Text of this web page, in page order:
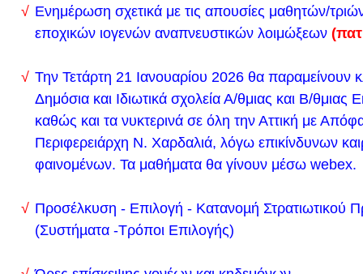
παραμένει κλειστή.
Δείτε εδώ το νέο ωρολόγιο πρόγραμμα του
Δευτέρα 8/1/202
Υπουργική Απόφαση Φ.251/139828/Α5/2023 -
2023. Συντελεστές Ελάχιστης Βάσης Εισαγωγής
τμημάτων ή εισαγωγικών κατευθύνσεων, καθώς
Ελάχιστης Βάσης Εισαγωγής (Ε.Β.Ε.) ειδικών
υποψηφίων των πανελλαδικών εξετάσεων στη
για εισαγωγή στα Α.Ε.Ι., στις Α.Ε.Α., στις σχολές
Α.Σ.Σ.Υ., στη Σ.Σ.Α.Σ., στις σχολές της
Ενημέρωση σχετικά με τις απουσίες μαθητών/
εποχικών ιογενών αναπνευστικών λοιμώξεων
Την Τετάρτη 21 Ιανουαρίου 2026 θα παραμείνουν
Δημόσια και Ιδιωτικά σχολεία Α/θμιας και Β/θμιας
καθώς και τα νυκτερινά σε όλη την Αττική με
Περιφερειάρχη Ν. Χαρδαλιά, λόγω επικίνδυνων
φαινομένων. Τα μαθήματα θα γίνουν μέσω webex.
Προσέλκυση - Επιλογή - Κατανοµή Στρατιωτικού
(Συστήµατα -Τρόποι Επιλογής)